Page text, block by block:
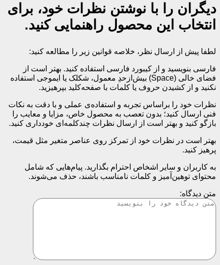
دیگران را با نوشتن نظرات خود، برای
انتخاب این محصول راهنمایی کنید.
لطفا پیش از ارسال نظر، خلاصه قوانین زیر را مطالعه کنید:
فارسی بنویسید و از کیبورد فارسی استفاده کنید. بهتر است از
فضای خالی (Space) بیش‌از‌حدِ معمول، شکلک یا ایموجی استفاده
نکنید و از کشیدن حروف یا کلمات با صفحه‌کلید بپرهیزید.
نظرات خود را براساس تجربه و استفاده‌ی عملی و با دقت به نکات
فنی ارسال کنید؛ بدون تعصب به محصول خاص، مزایا و معایب را
بازگو کنید و بهتر است از ارسال نظرات چندکلمه‌‌ای خودداری کنید.
بهتر است در نظرات خود از تمرکز روی عناصر متغیر مثل قیمت،
پرهیز کنید.
به کاربران و سایر اشخاص احترام بگذارید. پیام‌هایی که شامل
محتوای توهین‌آمیز و کلمات نامناسب باشند، حذف می‌شوند.
متن دیدگاه: